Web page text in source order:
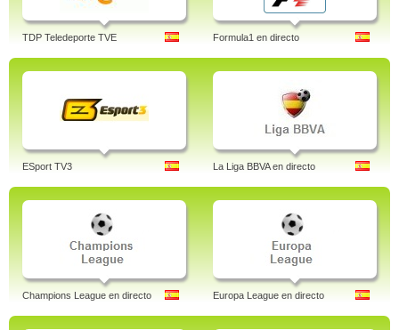
TDP Teledeporte TVE Formula1 en directo
ESport TV3 La Liga BBVA en directo
Champions League en directo Europa League en directo